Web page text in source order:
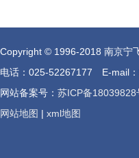
Copyright © 1996-2018 南京宁
电话：025-52267177 E-mail
网站备案号： 苏ICP备18039828
网站地图 | xml地图